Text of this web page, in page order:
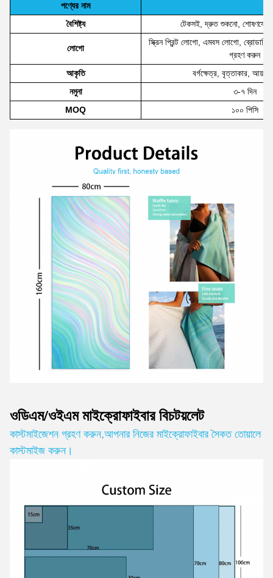
পণ্যের নাম
বৈশিষ্ট্য
টেকসই, দ্রুত শুকনো, শোষণযোগ্য,
লোগো
স্ক্রিন প্রিন্ট লোগো, এমবস লোগো, ব্রোডারি
গ্রহণ করুন
আকৃতি
বর্গক্ষেত্র, বৃত্তাকার,
নমুনা
৩-৭ দিন
MOQ
১০০ পিসি
ওডিএম/ওইএম মাইক্রোফাইবার বিচটয়লেট
কাস্টমাইজেশন গ্রহণ করুন,আপনার নিজের মাইক্রোফাইবার সৈকত তোয়ালে
কাস্টমাইজ করুন।